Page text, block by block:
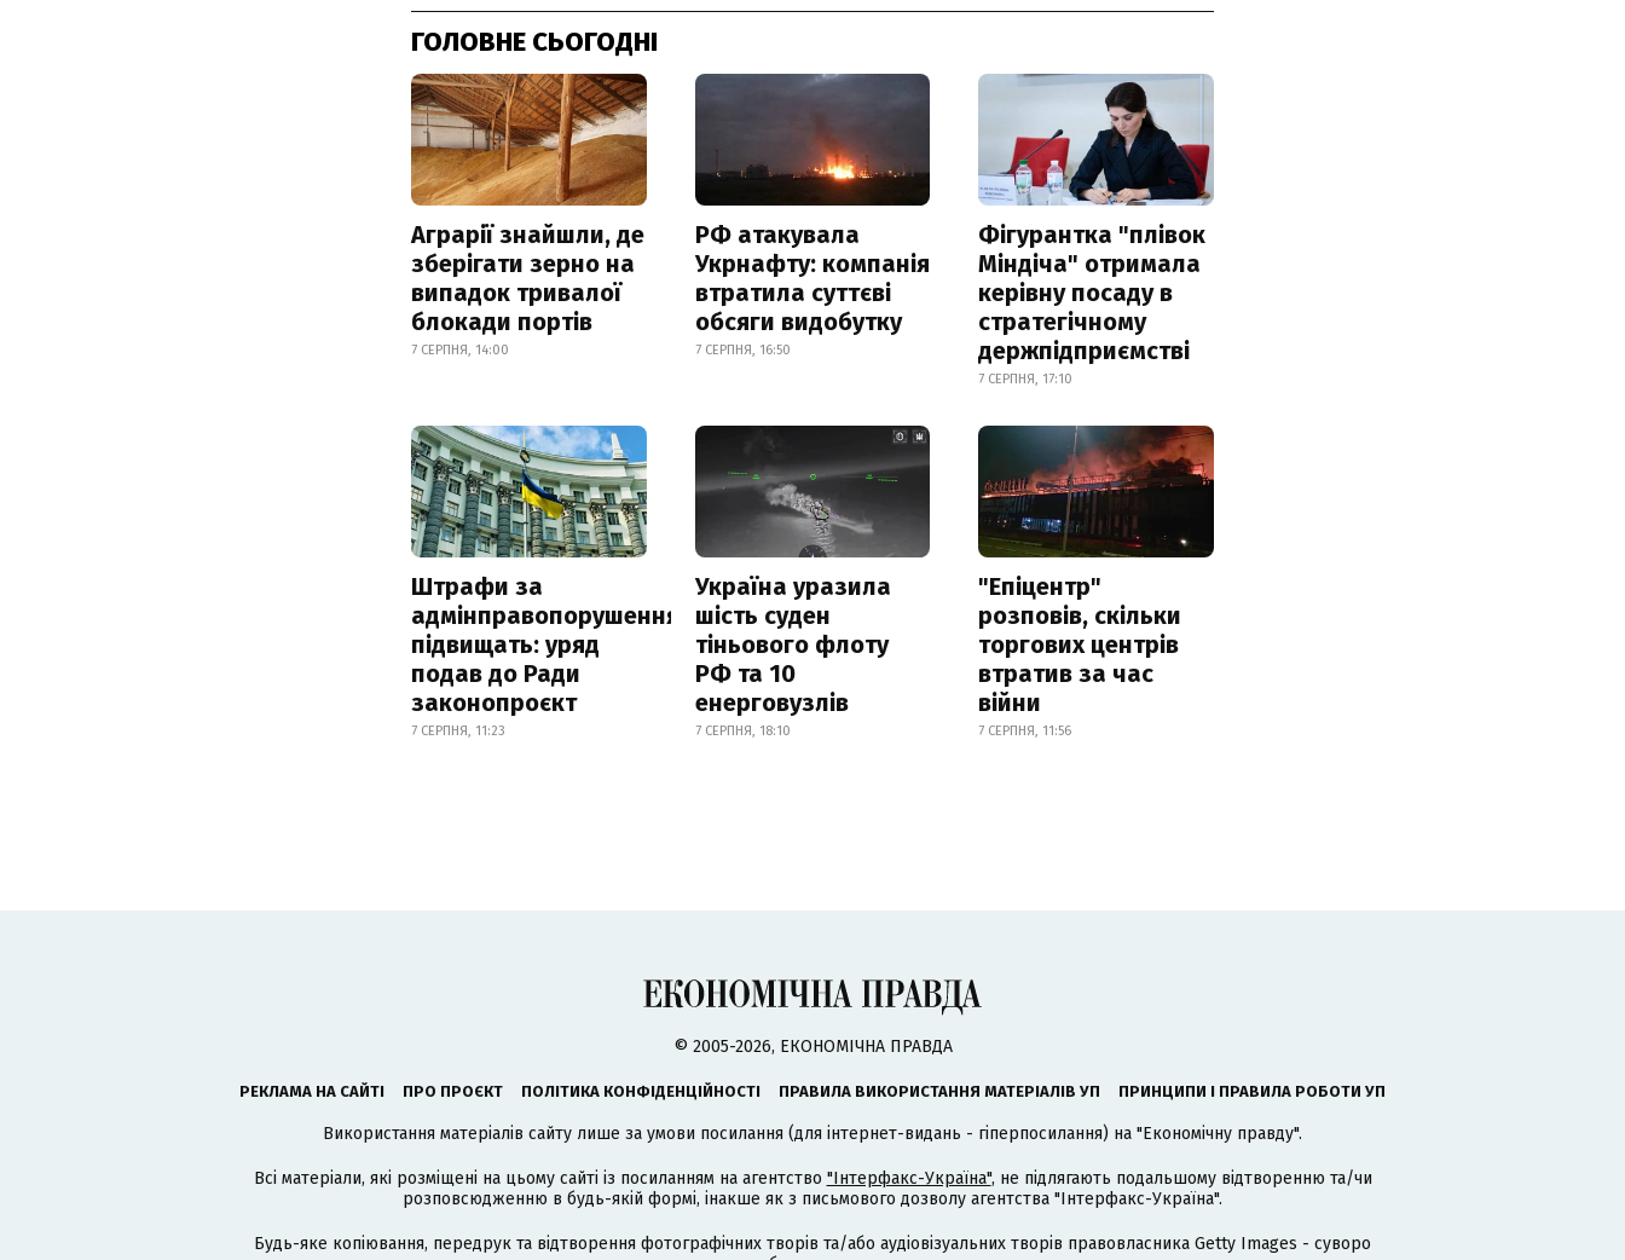
ГОЛОВНЕ СЬОГОДНІ
Аграрії знайшли, де
зберігати зерно на
випадок тривалої
блокади портів
7 СЕРПНЯ, 14:00
РФ атакувала
Укрнафту: компанія
втратила суттєві
обсяги видобутку
7 СЕРПНЯ, 16:50
Фігурантка "плівок
Міндіча" отримала
керівну посаду в
стратегічному
держпідприємстві
7 СЕРПНЯ, 17:10
Штрафи за
адмінправопорушення
підвищать: уряд
подав до Ради
законопроєкт
7 СЕРПНЯ, 11:23
Україна уразила
шість суден
тіньового флоту
РФ та 10
енерговузлів
7 СЕРПНЯ, 18:10
"Епіцентр"
розповів, скільки
торгових центрів
втратив за час
війни
7 СЕРПНЯ, 11:56
© 2005-2026, ЕКОНОМІЧНА ПРАВДА
РЕКЛАМА НА САЙТІ ПРО ПРОЄКТ ПОЛІТИКА КОНФІДЕНЦІЙНОСТІ ПРАВИЛА ВИКОРИСТАННЯ МАТЕРІАЛІВ УП ПРИНЦИПИ І ПРАВИЛА РОБОТИ УП
Використання матеріалів сайту лише за умови посилання (для інтернет-видань - гіперпосилання) на "Економічну правду".
Всі матеріали, які розміщені на цьому сайті із посиланням на агентство "Інтерфакс-Україна", не підлягають подальшому відтворенню та/чи
розповсюдженню в будь-якій формі, інакше як з письмового дозволу агентства "Інтерфакс-Україна".
Будь-яке копіювання, передрук та відтворення фотографічних творів та/або аудіовізуальних творів правовласника Getty Images - суворо